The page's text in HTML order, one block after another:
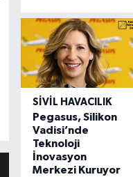
SIVIL HAVACILIK
Pegasus, Silikon
Vadisi’nde
Teknoloji
İnovasyon
Merkezi Kuruyor